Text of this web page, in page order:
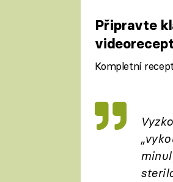
Připravte
Kompletní